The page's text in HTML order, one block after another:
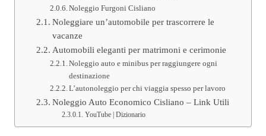
Noleggio Furgoni Cisliano
Noleggiare un’automobile per trascorrere le
vacanze
Automobili eleganti per matrimoni e cerimonie
Noleggio auto e minibus per raggiungere ogni
destinazione
L’autonoleggio per chi viaggia spesso per lavoro
Noleggio Auto Economico Cisliano – Link Utili
YouTube | Dizionario